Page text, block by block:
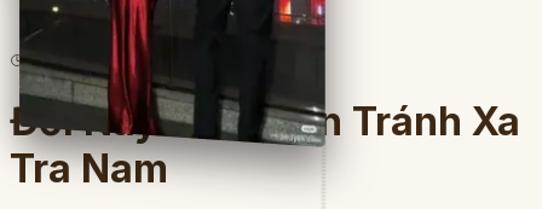
5lượt đọc · 5
Đời Này Tôi Muốn Tránh Xa
Tra Nam